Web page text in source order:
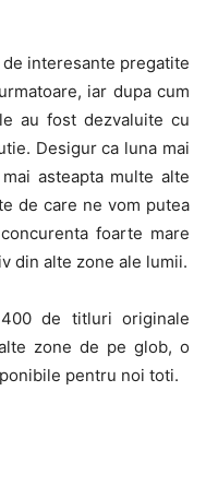
interesante pregatite
iar dupa cum
au fost dezvaluite cu
Desigur ca luna mai
asteapta multe alte
de care ne vom putea
foarte mare
din alte zone ale lumii.
de titluri originale
zone de pe glob, o
pentru noi toti.